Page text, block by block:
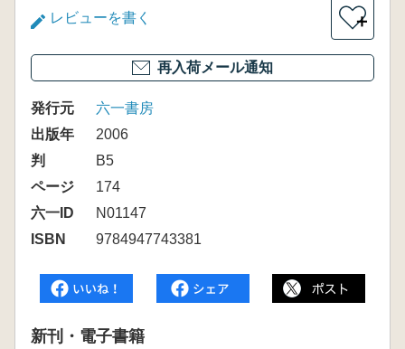
レビューを書く ＋
再入荷メール通知
発行元
六一書房
出版年
2006
判
B5
ページ
174
六一ID
N01147
ISBN
9784947743381
新刊・電子書籍